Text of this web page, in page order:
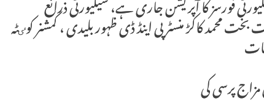
فورسز کا آپریشن جاری ہے، سیکیورٹی ذرائع
کاکڑ منسٹر پی اینڈ ڈی ظہور بلیدی ، کمشنر کوٸٹہ